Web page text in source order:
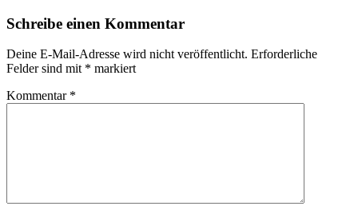
Schreibe einen Kommentar
Deine E-Mail-Adresse wird nicht veröffentlicht. Erforderliche
Felder sind mit * markiert
Kommentar *